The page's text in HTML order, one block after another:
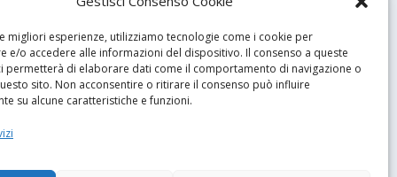
migliori esperienze, utilizziamo tecnologie come i cookie per
e/o accedere alle informazioni del dispositivo. Il consenso a queste
permetterà di elaborare dati come il comportamento di navigazione o
sito. Non acconsentire o ritirare il consenso può influire
su alcune caratteristiche e funzioni.